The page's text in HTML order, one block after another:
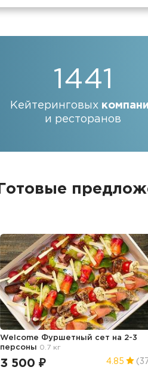
1441
Кейтеринговых
и ресторанов
Готовые
Welcome Фуршетный сет на 2-3
персоны 0.7 кг
3 500 ₽ 4.85